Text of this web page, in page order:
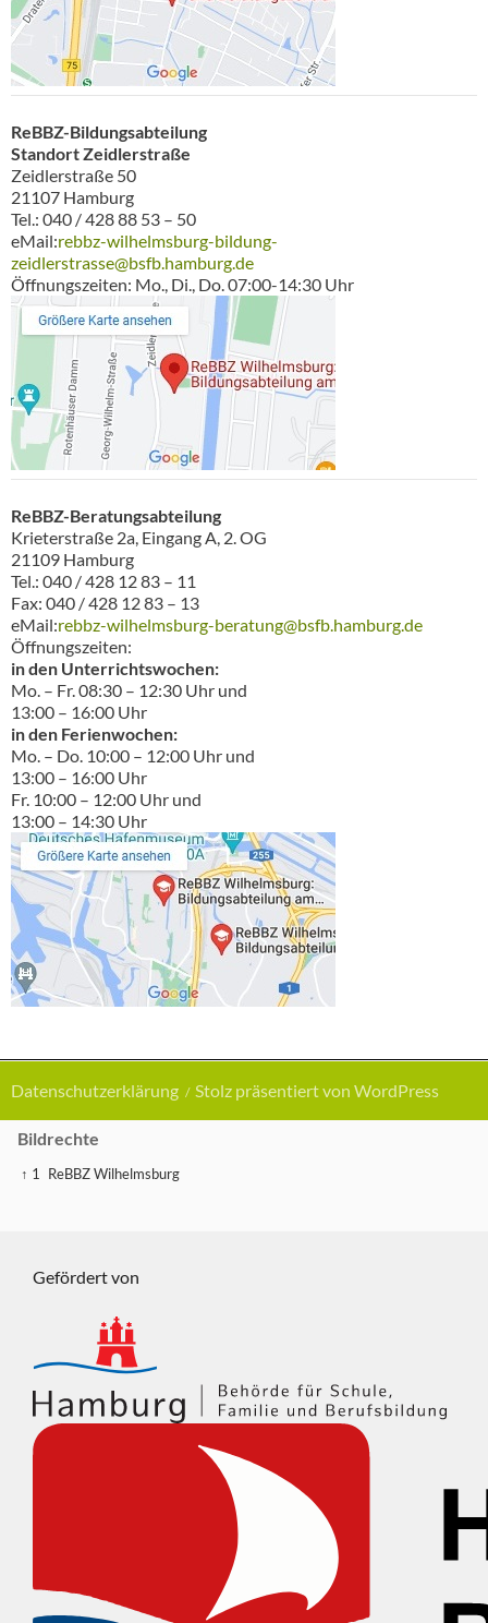
ReBBZ-Bildungsabteilung
Standort Zeidlerstraße
Zeidlerstraße 50
21107 Hamburg
Tel.: 040 / 428 88 53 – 50
eMail:rebbz-wilhelmsburg-bildung-
zeidlerstrasse@bsfb.hamburg.de
Öffnungszeiten: Mo., Di., Do. 07:00-14:30 Uhr
ReBBZ-Beratungsabteilung
Krieterstraße 2a, Eingang A, 2. OG
21109 Hamburg
Tel.: 040 / 428 12 83 – 11
Fax: 040 / 428 12 83 – 13
eMail:rebbz-wilhelmsburg-beratung@bsfb.hamburg.de
Öffnungszeiten:
in den Unterrichtswochen:
Mo. – Fr. 08:30 – 12:30 Uhr und
13:00 – 16:00 Uhr
in den Ferienwochen:
Mo. – Do. 10:00 – 12:00 Uhr und
13:00 – 16:00 Uhr
Fr. 10:00 – 12:00 Uhr und
13:00 – 14:30 Uhr
Datenschutzerklärung Stolz präsentiert von WordPress
Bildrechte
↑ 1 ReBBZ Wilhelmsburg
Gefördert von